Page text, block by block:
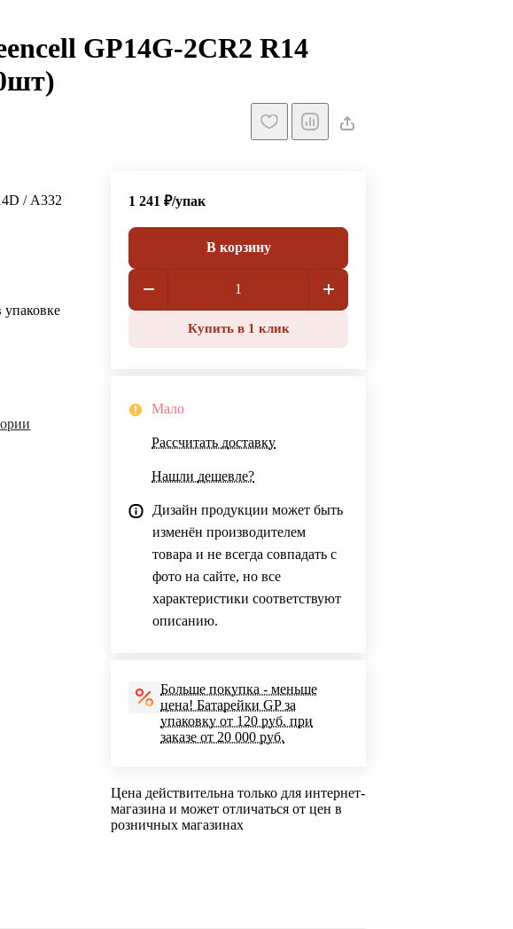
GP14G-2CR2 R14
/ А332
1 241 ₽/упак
В корзину
Купить в 1 клик
Мало
Рассчитать доставку
Нашли дешевле?
Дизайн продукции может быть
изменён производителем
товара и не всегда совпадать с
фото на сайте, но все
характеристики соответствуют
описанию.
Больше покупка - меньше
цена! Батарейки GP за
упаковку от 120 руб. при
заказе от 20 000 руб.
Цена действительна только для интернет-
магазина и может отличаться от цен в
розничных магазинах